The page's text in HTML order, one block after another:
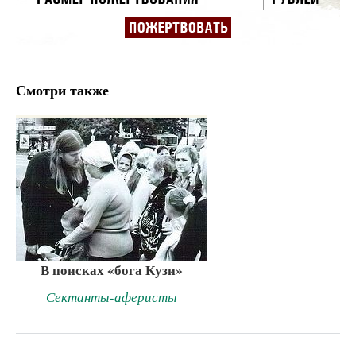
Смотри также
В поисках «бога Кузи»
Сектанты-аферисты